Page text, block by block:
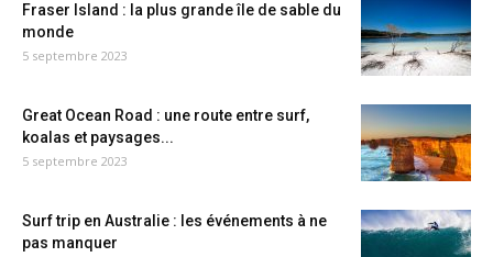
Fraser Island : la plus grande île de sable du
monde
5 septembre 2023
Great Ocean Road : une route entre surf,
koalas et paysages...
5 septembre 2023
Surf trip en Australie : les événements à ne
pas manquer